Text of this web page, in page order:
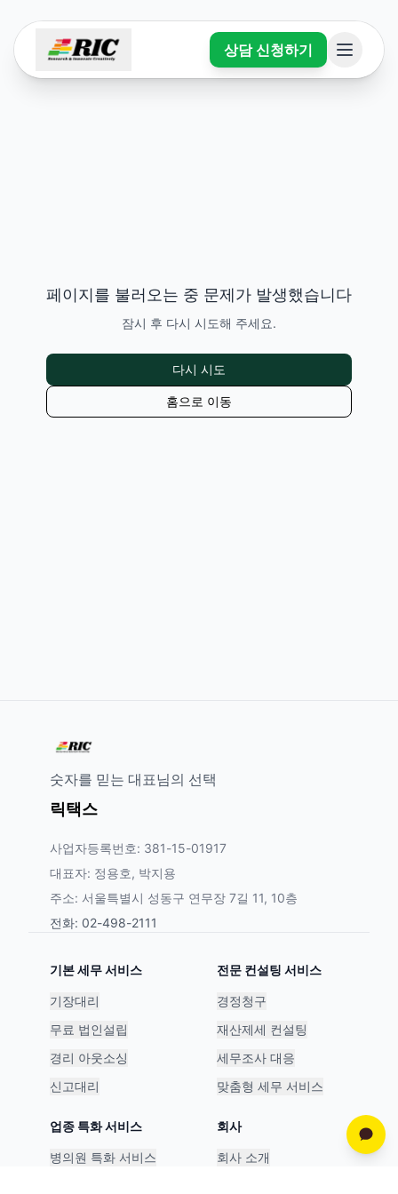
상담 신청하기
페이지를 불러오는 중 문제가 발생했습니다
잠시 후 다시 시도해 주세요.
다시 시도
홈으로 이동
숫자를 믿는 대표님의 선택
릭택스
사업자등록번호: 381-15-01917
대표자: 정용호, 박지용
주소: 서울특별시 성동구 연무장 7길 11, 10층
전화: 02-498-2111
기본 세무 서비스
기장대리
무료 법인설립
경리 아웃소싱
신고대리
전문 컨설팅 서비스
경정청구
재산제세 컨설팅
세무조사 대응
맞춤형 세무 서비스
업종 특화 서비스
병의원 특화 서비스
회사
회사 소개